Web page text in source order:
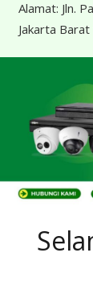
Alamat: Jln.
Jakarta